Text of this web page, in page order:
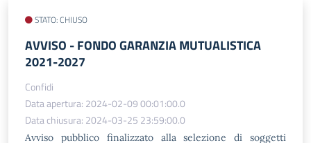
STATO: CHIUSO
AVVISO - FONDO GARANZIA MUTUALISTICA
2021-2027
Confidi
Data apertura: 2024-02-09 00:01:00.0
Data chiusura: 2024-03-25 23:59:00.0
Avviso pubblico finalizzato alla selezione di soggetti